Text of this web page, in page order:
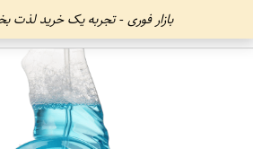
بازار فوری - تجربه یک خرید